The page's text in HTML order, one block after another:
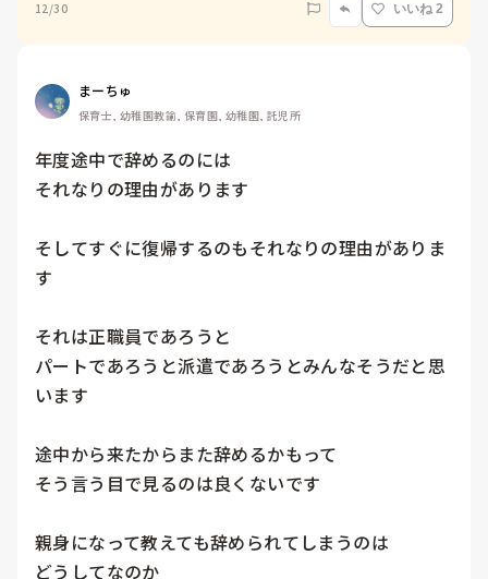
12/30 いいね 2
まーちゅ
保育士, 幼稚園教諭, 保育園, 幼稚園, 託児所
年度途中で辞めるのには
それなりの理由があります
そしてすぐに復帰するのもそれなりの理由がありま
す
それは正職員であろうと
パートであろうと派遣であろうとみんなそうだと思
います
途中から来たからまた辞めるかもって
そう言う目で見るのは良くないです
親身になって教えても辞められてしまうのは
どうしてなのか